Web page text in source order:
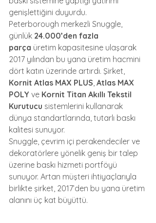
genişlettiğini duyurdu.
Peterborough merkezli Snuggle,
günlük 24.000’den fazla
parça üretim kapasitesine ulaşarak
2017 yılından bu yana üretim hacmini
dört katın üzerinde artırdı. Şirket,
Kornit Atlas MAX PLUS Atlas MAX
POLY ve Kornit Titan Akıllı Tekstil
Kurutucu sistemlerini kullanarak
dünya standartlarında, tutarlı baskı
kalitesi sunuyor.
Snuggle, çevrim içi perakendeciler ve
dekoratörlere yönelik geniş bir talep
üzerine baskı hizmeti portföyü
sunuyor. Artan müşteri ihtiyaçlarıyla
birlikte şirket, 2017’den bu yana üretim
alanını üç kat büyüttü.